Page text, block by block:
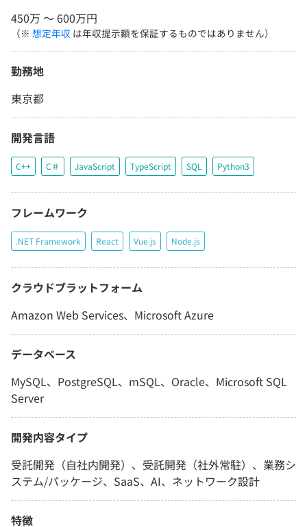
450万 〜 600万円
（※ 想定年収 は年収提示額を保証するものではありません）
勤務地
東京都
開発言語
C++ C＃ JavaScript TypeScript SQL Python3
フレームワーク
.NET Framework React Vue.js Node.js
クラウドプラットフォーム
Amazon Web Services、Microsoft Azure
データベース
MySQL、PostgreSQL、mSQL、Oracle、Microsoft SQL
Server
開発内容タイプ
受託開発（自社内開発）、受託開発（社外常駐）、業務シ
ステム/パッケージ、SaaS、AI、ネットワーク設計
特徴